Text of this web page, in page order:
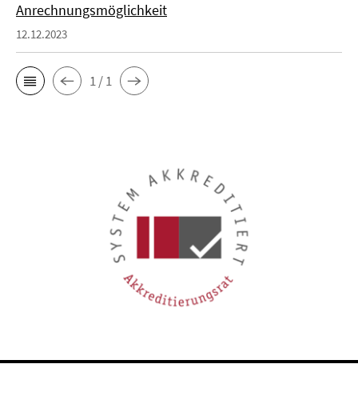
Anrechnungsmöglichkeit
12.12.2023
1 / 1